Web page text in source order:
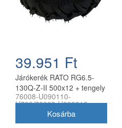
39.951 Ft
Járókerék RATO RG6.5-
130Q-Z-II 500x12 + tengely
készlet (pár)
76008-U090110-
H700/76008-U090210-